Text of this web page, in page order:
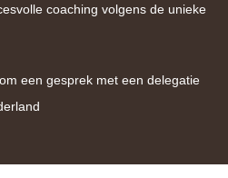
coaching volgens de unieke
een gesprek met een delegatie